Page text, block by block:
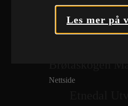
Norwegian Bulk
Nettside
Brødrene
Nettside
Les mer på